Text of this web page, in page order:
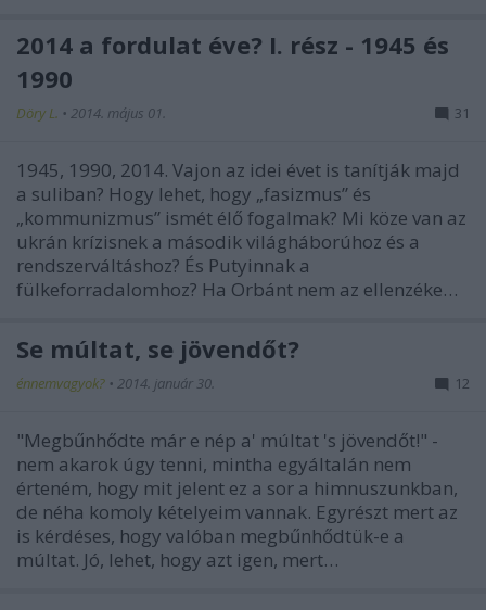
2014 a fordulat éve? I. rész - 1945 és
1990
Döry L. • 2014. május 01. 31
1945, 1990, 2014. Vajon az idei évet is tanítják majd
a suliban? Hogy lehet, hogy „fasizmus” és
„kommunizmus” ismét élő fogalmak? Mi köze van az
ukrán krízisnek a második világháborúhoz és a
rendszerváltáshoz? És Putyinnak a
fülkeforradalomhoz? Ha Orbánt nem az ellenzéke…
Se múltat, se jövendőt?
énnemvagyok? • 2014. január 30. 12
"Megbűnhődte már e nép a' múltat 's jövendőt!" -
nem akarok úgy tenni, mintha egyáltalán nem
érteném, hogy mit jelent ez a sor a himnuszunkban,
de néha komoly kételyeim vannak. Egyrészt mert az
is kérdéses, hogy valóban megbűnhődtük-e a
múltat. Jó, lehet, hogy azt igen, mert…